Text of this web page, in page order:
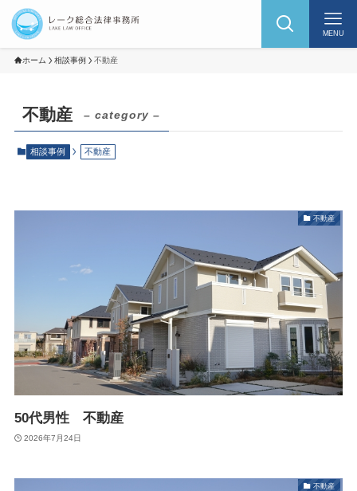
MENU
ホーム 相談事例 不動産
不動産 – category –
相談事例 不動産
不動産
50代男性 不動産
2026年7月24日
不動産